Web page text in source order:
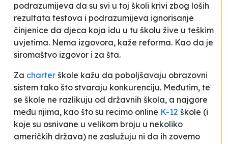
podrazumijeva da su svi u toj školi krivi zbog loših
rezultata testova i podrazumijeva ignorisanje
činjenice da djeca koja idu u tu školu žive u teškim
uvjetima. Nema izgovora, kaže reforma. Kao da je
siromaštvo izgovor i za šta.
Za charter škole kažu da poboljšavaju obrazovni
sistem tako što stvaraju konkurenciju. Međutim, te
se škole ne razlikuju od državnih škola, a najgore
među njima, kao što su recimo online K-12 škole (i
koje su osnivane u velikom broju u nekoliko
američkih država) ne zaslužuju ni da ih zovemo